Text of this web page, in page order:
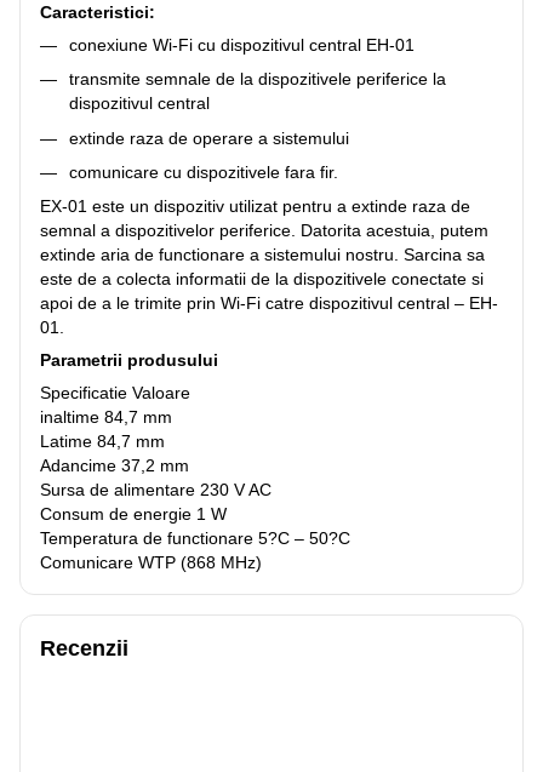
Caracteristici:
conexiune Wi-Fi cu dispozitivul central EH-01
transmite semnale de la dispozitivele periferice la
dispozitivul central
extinde raza de operare a sistemului
comunicare cu dispozitivele fara fir.
EX-01 este un dispozitiv utilizat pentru a extinde raza de
semnal a dispozitivelor periferice. Datorita acestuia, putem
extinde aria de functionare a sistemului nostru. Sarcina sa
este de a colecta informatii de la dispozitivele conectate si
apoi de a le trimite prin Wi-Fi catre dispozitivul central – EH-
01.
Parametrii produsului
Specificatie Valoare
inaltime 84,7 mm
Latime 84,7 mm
Adancime 37,2 mm
Sursa de alimentare 230 V AC
Consum de energie 1 W
Temperatura de functionare 5?C – 50?C
Comunicare WTP (868 MHz)
Recenzii